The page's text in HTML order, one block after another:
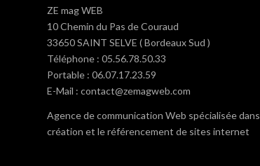
ZE mag WEB
10 Chemin du Pas de Couraud
33650 SAINT SELVE ( Bordeaux Sud )
Téléphone : 05.56.78.50.33
Portable : 06.07.17.23.59
E-Mail : contact@zemagweb.com
Agence de communication Web spécialisée
création et le référencement de sites internet